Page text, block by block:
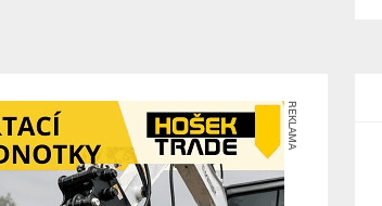
REKLAMA